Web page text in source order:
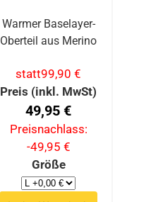
Warmer Baselayer-
Oberteil aus Merino
statt99,90 €
Preis (inkl. MwSt)
49,95 €
Preisnachlass:
-49,95 €
Größe